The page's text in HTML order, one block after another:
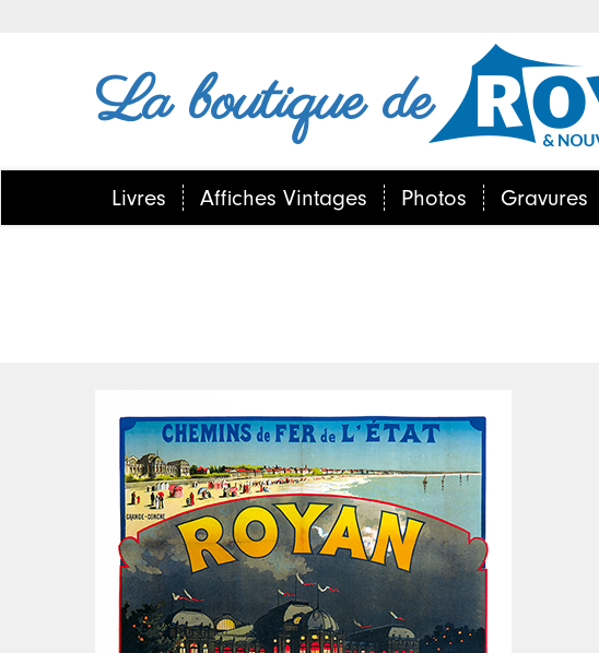
La boutique de
Livres Affiches Vintages Photos Gravures